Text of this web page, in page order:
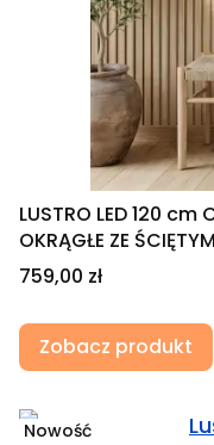
luster oraz okien
LUSTRO LED 120 cm
OKRĄGŁE ZE
Cena
759,00 zł
Zobacz produkt
Nowość